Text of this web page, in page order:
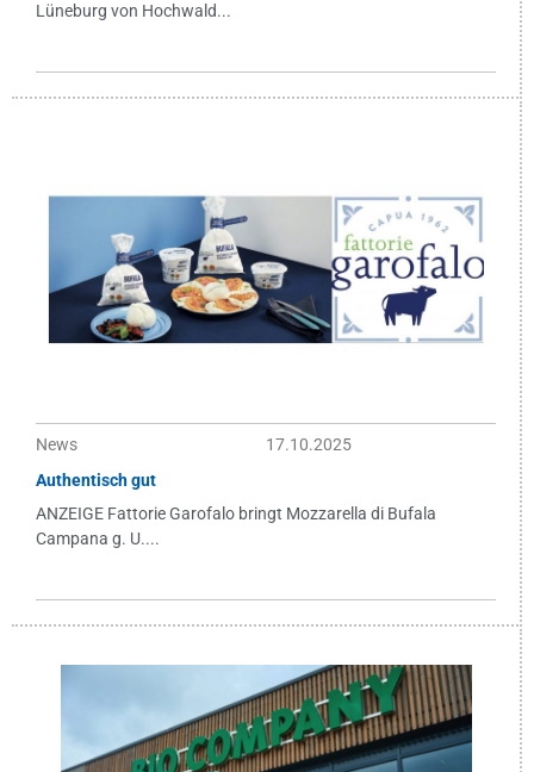
Lüneburg von Hochwald...
News
17.10.2025
Authentisch gut
ANZEIGE Fattorie Garofalo bringt Mozzarella di Bufala
Campana g. U....